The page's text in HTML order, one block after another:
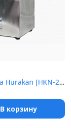
Мясорубка Hurakan [HKN-22SS]
В корзину